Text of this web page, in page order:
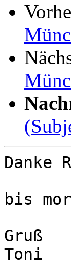
Danke
bis
Gruß
Toni